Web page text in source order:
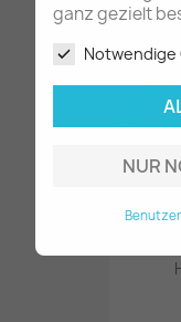
ganz gezielt
Notwendige
NUR
NEU